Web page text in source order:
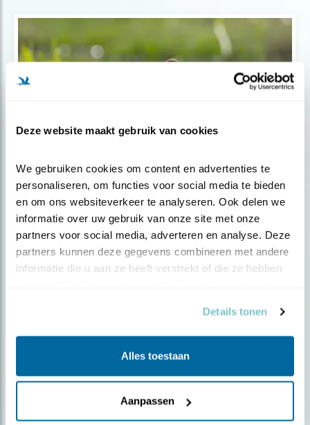
Deze website maakt gebruik van cookies
We gebruiken cookies om content en advertenties te
personaliseren, om functies voor social media te bieden
en om ons websiteverkeer te analyseren. Ook delen we
informatie over uw gebruik van onze site met onze
partners voor social media, adverteren en analyse. Deze
partners kunnen deze gegevens combineren met andere
informatie die u aan ze heeft verstrekt of die ze hebben
Details tonen
Alles toestaan
Aanpassen
Podcast
Feest van weidevogels